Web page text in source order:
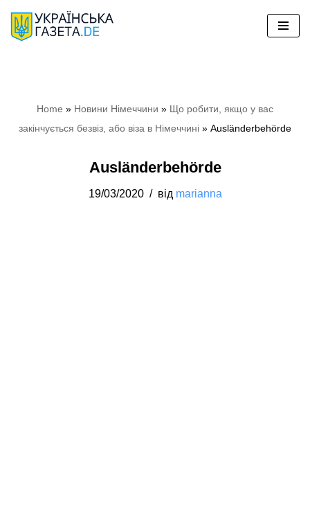
Перейти
Home » Новини Німеччини » Що робити, якщо у вас
закінчується безвіз, або віза в Німеччині » Ausländerbehörde
Ausländerbehörde
19/03/2020 від marianna